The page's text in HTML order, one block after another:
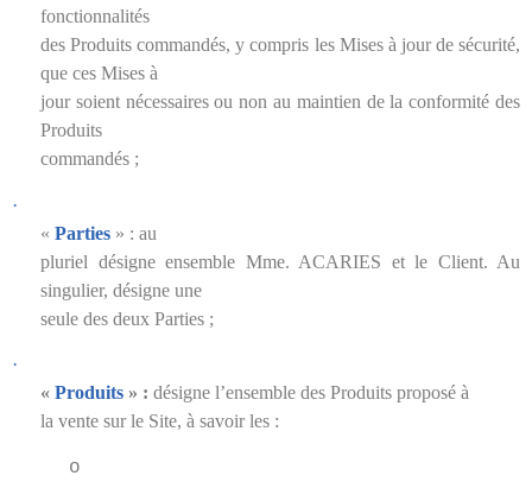
fonctionnalités
des Produits commandés, y compris les Mises à jour de sécurité,
que ces Mises à
jour soient nécessaires ou non au maintien de la conformité des
Produits
commandés ;
·
« Parties » : au
pluriel désigne ensemble Mme. ACARIES et le Client. Au
singulier, désigne une
seule des deux Parties ;
·
« Produits » : désigne l’ensemble des Produits proposé à
la vente sur le Site, à savoir les :
o